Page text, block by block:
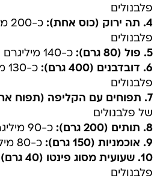
פלבנולים
4. תה ירוק (כוס אחת):
כ-
פלבנולים
5. פול (80 גרם):
כ-140 מיליגרם של פלבנולים
6. דובדבנים (400 גרם):
פלבנולים
7. תפוחים עם הקליפה (תפוח אחד):
של פלבנולים
8. תותים (200 גרם):
כ-90 מיליגרם של פלבנולים
9. אוכמניות (150 גרם):
כ-80 מיליגרם של פלבנולים
10. שעועית מסוג פינטו (40 גרם):
פלבנולים